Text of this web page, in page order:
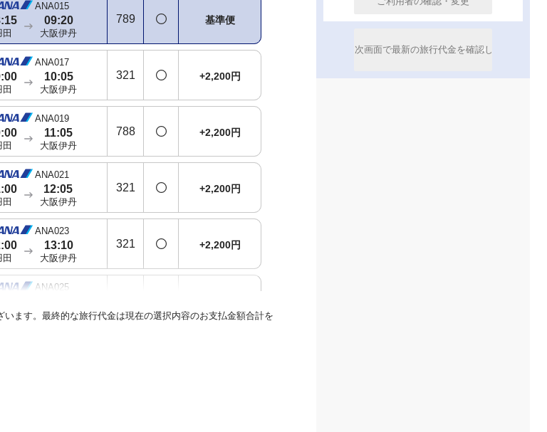
ANA015
田
09:20
大阪伊丹
789 基準便
ANA017
田
10:05
大阪伊丹
321 +2,200円
ANA019
田
11:05
大阪伊丹
788 +2,200円
ANA021
田
12:05
大阪伊丹
321 +2,200円
ANA023
田
13:10
大阪伊丹
321 +2,200円
ANA025
田 大阪伊丹
ます。最終的な旅行代金は現在の選択内容のお支払金額合計を